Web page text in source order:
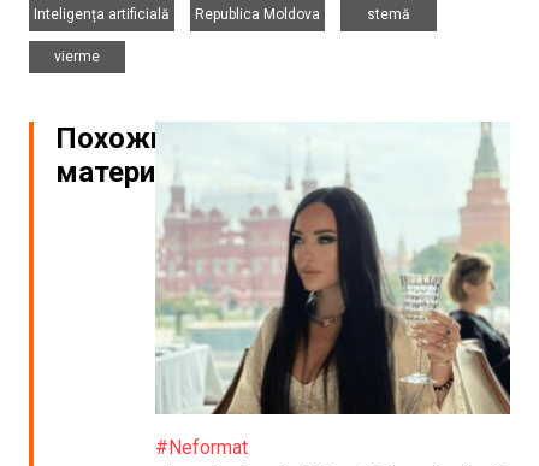
Inteligența artificială
Republica Moldova
stemă
vierme
Похожие
материалы
#Neformat